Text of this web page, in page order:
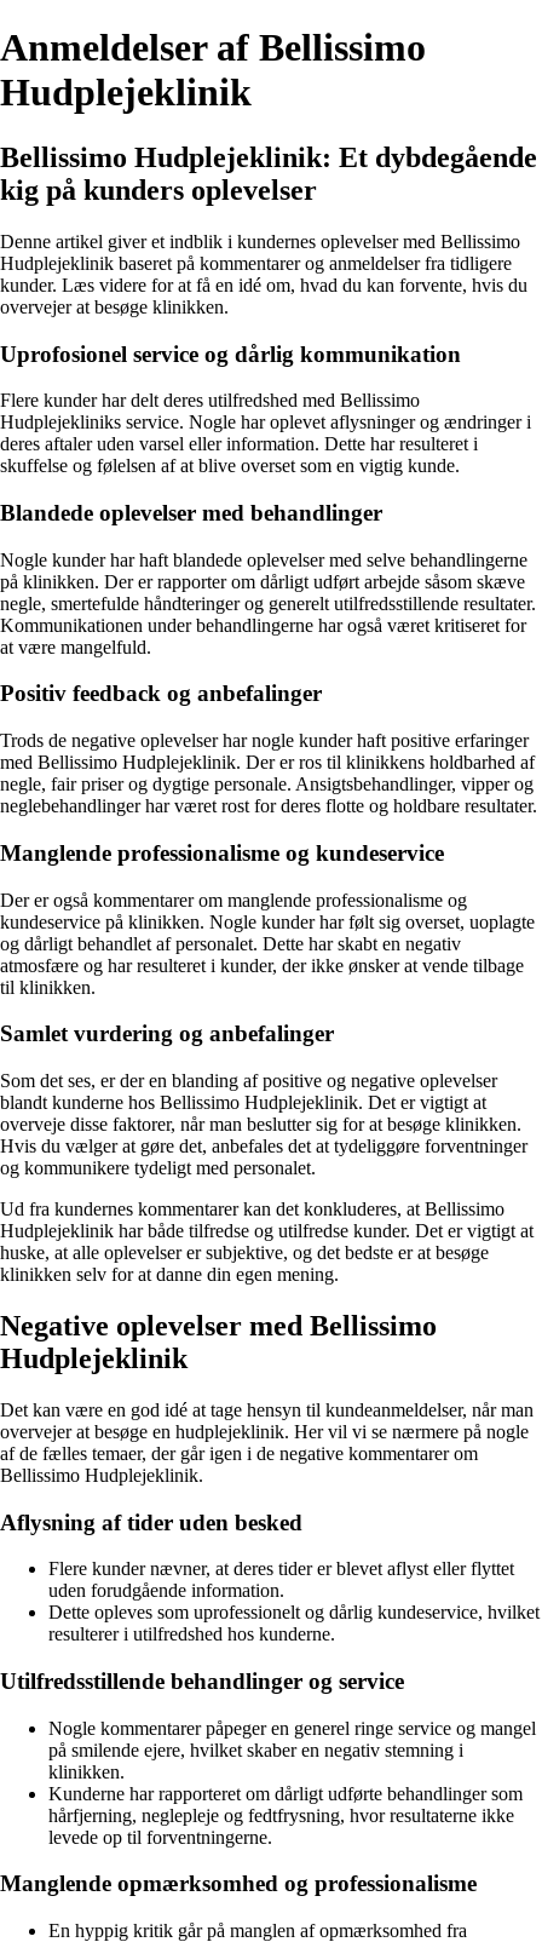
Anmeldelser af Bellissimo
Hudplejeklinik
Bellissimo Hudplejeklinik: Et dybdegående
kig på kunders oplevelser
Denne artikel giver et indblik i kundernes oplevelser med Bellissimo
Hudplejeklinik baseret på kommentarer og anmeldelser fra tidligere
kunder. Læs videre for at få en idé om, hvad du kan forvente, hvis du
overvejer at besøge klinikken.
Uprofosionel service og dårlig kommunikation
Flere kunder har delt deres utilfredshed med Bellissimo
Hudplejekliniks service. Nogle har oplevet aflysninger og ændringer i
deres aftaler uden varsel eller information. Dette har resulteret i
skuffelse og følelsen af at blive overset som en vigtig kunde.
Blandede oplevelser med behandlinger
Nogle kunder har haft blandede oplevelser med selve behandlingerne
på klinikken. Der er rapporter om dårligt udført arbejde såsom skæve
negle, smertefulde håndteringer og generelt utilfredsstillende resultater.
Kommunikationen under behandlingerne har også været kritiseret for
at være mangelfuld.
Positiv feedback og anbefalinger
Trods de negative oplevelser har nogle kunder haft positive erfaringer
med Bellissimo Hudplejeklinik. Der er ros til klinikkens holdbarhed af
negle, fair priser og dygtige personale. Ansigtsbehandlinger, vipper og
neglebehandlinger har været rost for deres flotte og holdbare resultater.
Manglende professionalisme og kundeservice
Der er også kommentarer om manglende professionalisme og
kundeservice på klinikken. Nogle kunder har følt sig overset, uoplagte
og dårligt behandlet af personalet. Dette har skabt en negativ
atmosfære og har resulteret i kunder, der ikke ønsker at vende tilbage
til klinikken.
Samlet vurdering og anbefalinger
Som det ses, er der en blanding af positive og negative oplevelser
blandt kunderne hos Bellissimo Hudplejeklinik. Det er vigtigt at
overveje disse faktorer, når man beslutter sig for at besøge klinikken.
Hvis du vælger at gøre det, anbefales det at tydeliggøre forventninger
og kommunikere tydeligt med personalet.
Ud fra kundernes kommentarer kan det konkluderes, at Bellissimo
Hudplejeklinik har både tilfredse og utilfredse kunder. Det er vigtigt at
huske, at alle oplevelser er subjektive, og det bedste er at besøge
klinikken selv for at danne din egen mening.
Negative oplevelser med Bellissimo
Hudplejeklinik
Det kan være en god idé at tage hensyn til kundeanmeldelser, når man
overvejer at besøge en hudplejeklinik. Her vil vi se nærmere på nogle
af de fælles temaer, der går igen i de negative kommentarer om
Bellissimo Hudplejeklinik.
Aflysning af tider uden besked
Flere kunder nævner, at deres tider er blevet aflyst eller flyttet
uden forudgående information.
Dette opleves som uprofessionelt og dårlig kundeservice, hvilket
resulterer i utilfredshed hos kunderne.
Utilfredsstillende behandlinger og service
Nogle kommentarer påpeger en generel ringe service og mangel
på smilende ejere, hvilket skaber en negativ stemning i
klinikken.
Kunderne har rapporteret om dårligt udførte behandlinger som
hårfjerning, neglepleje og fedtfrysning, hvor resultaterne ikke
levede op til forventningerne.
Manglende opmærksomhed og professionalisme
En hyppig kritik går på manglen af opmærksomhed fra